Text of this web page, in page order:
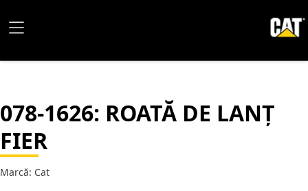
078-1626: ROATĂ DE LANȚ
FIER
Marcă: Cat